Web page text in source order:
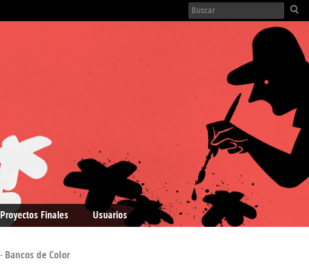
Proyectos Finales Usuarios
· Bancos de Color